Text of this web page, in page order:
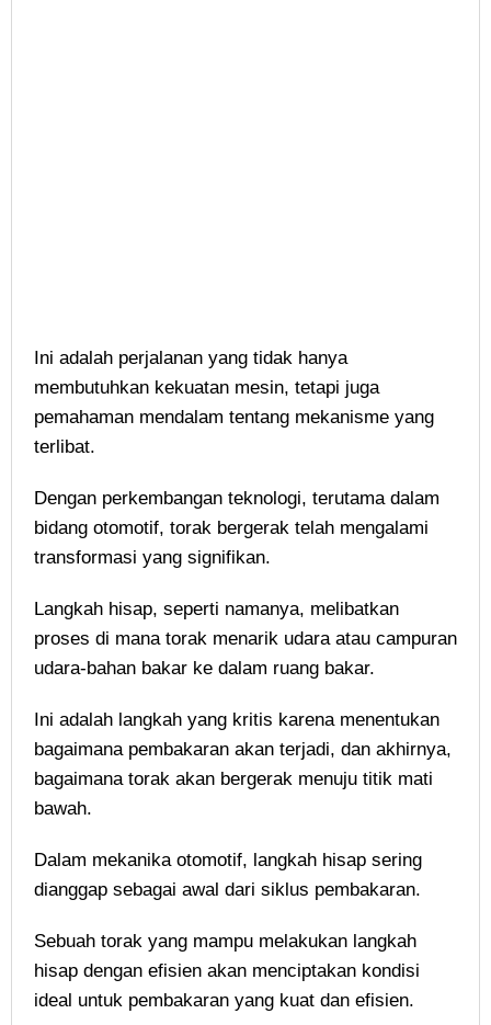
Ini adalah perjalanan yang tidak hanya
membutuhkan kekuatan mesin, tetapi juga
pemahaman mendalam tentang mekanisme yang
terlibat.
Dengan perkembangan teknologi, terutama dalam
bidang otomotif, torak bergerak telah mengalami
transformasi yang signifikan.
Langkah hisap, seperti namanya, melibatkan
proses di mana torak menarik udara atau campuran
udara-bahan bakar ke dalam ruang bakar.
Ini adalah langkah yang kritis karena menentukan
bagaimana pembakaran akan terjadi, dan akhirnya,
bagaimana torak akan bergerak menuju titik mati
bawah.
Dalam mekanika otomotif, langkah hisap sering
dianggap sebagai awal dari siklus pembakaran.
Sebuah torak yang mampu melakukan langkah
hisap dengan efisien akan menciptakan kondisi
ideal untuk pembakaran yang kuat dan efisien.